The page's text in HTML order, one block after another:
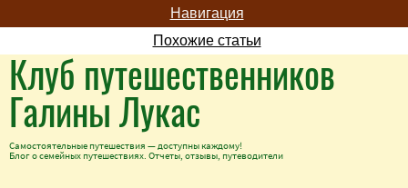
Навигация
Похожие статьи
Клуб путешественников
Галины Лукас
Самостоятельные путешествия — доступны каждому!
Блог о семейных путешествиях. Отчеты, отзывы, путеводители